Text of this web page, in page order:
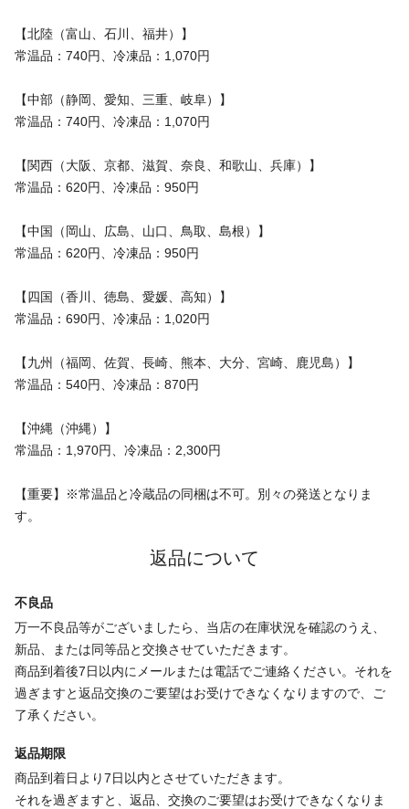
【北陸（富山、石川、福井）】
常温品：740円、冷凍品：1,070円
【中部（静岡、愛知、三重、岐阜）】
常温品：740円、冷凍品：1,070円
【関西（大阪、京都、滋賀、奈良、和歌山、兵庫）】
常温品：620円、冷凍品：950円
【中国（岡山、広島、山口、鳥取、島根）】
常温品：620円、冷凍品：950円
【四国（香川、徳島、愛媛、高知）】
常温品：690円、冷凍品：1,020円
【九州（福岡、佐賀、長崎、熊本、大分、宮崎、鹿児島）】
常温品：540円、冷凍品：870円
【沖縄（沖縄）】
常温品：1,970円、冷凍品：2,300円
【重要】※常温品と冷蔵品の同梱は不可。別々の発送となりま
す。
返品について
不良品
万一不良品等がございましたら、当店の在庫状況を確認のうえ、
新品、または同等品と交換させていただきます。
商品到着後7日以内にメールまたは電話でご連絡ください。それを
過ぎますと返品交換のご要望はお受けできなくなりますので、ご
了承ください。
返品期限
商品到着日より7日以内とさせていただきます。
それを過ぎますと、返品、交換のご要望はお受けできなくなりま